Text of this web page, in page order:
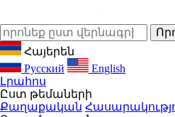
Հայերեն
Русский
English
Լրահոս
Ըստ թեմաների
Քաղաքական